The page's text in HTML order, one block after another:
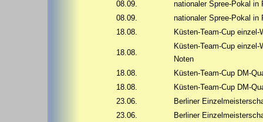
08.09.
nationaler Spree-Pokal in
08.09.
nationaler Spree-Pokal in
18.08.
Küsten-Team-Cup
18.08.
Küsten-Team-Cup
Noten
18.08.
Küsten-Team-Cup DM-
18.08.
Küsten-Team-Cup DM-
23.06.
Berliner
23.06.
Berliner